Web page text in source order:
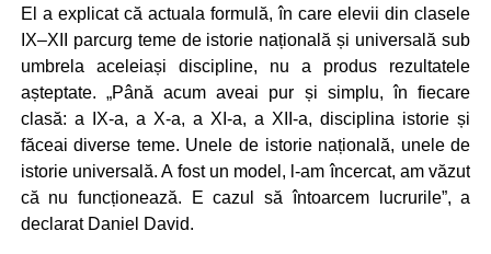
El a explicat că actuala formulă, în care elevii din clasele
IX–XII parcurg teme de istorie națională și universală sub
umbrela aceleiași discipline, nu a produs rezultatele
așteptate. „Până acum aveai pur și simplu, în fiecare
clasă: a IX-a, a X-a, a XI-a, a XII-a, disciplina istorie și
făceai diverse teme. Unele de istorie națională, unele de
istorie universală. A fost un model, l-am încercat, am văzut
că nu funcționează. E cazul să întoarcem lucrurile”, a
declarat Daniel David.